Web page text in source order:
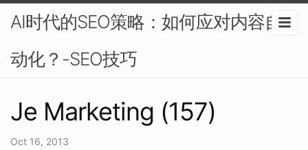
AI时代的SEO策略：如何应对内容自
动化？-SEO技巧
Je Marketing (157)
Oct 16, 2013